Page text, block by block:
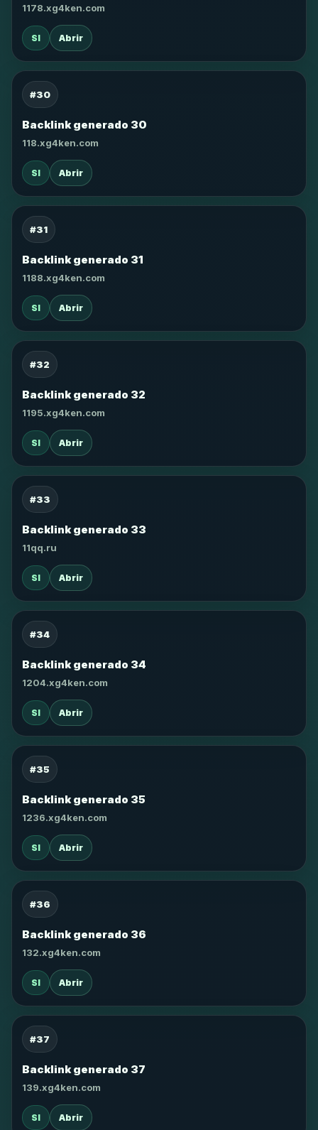
1178.xg4ken.com
SI Abrir
#30
Backlink generado 30
118.xg4ken.com
SI Abrir
#31
Backlink generado 31
1188.xg4ken.com
SI Abrir
#32
Backlink generado 32
1195.xg4ken.com
SI Abrir
#33
Backlink generado 33
11qq.ru
SI Abrir
#34
Backlink generado 34
1204.xg4ken.com
SI Abrir
#35
Backlink generado 35
1236.xg4ken.com
SI Abrir
#36
Backlink generado 36
132.xg4ken.com
SI Abrir
#37
Backlink generado 37
139.xg4ken.com
SI Abrir